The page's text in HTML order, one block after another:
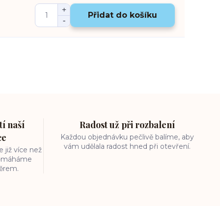
Přidat do košíku
naší
již více než
Radost už při rozbalení
Každou objednávku pečlivě balíme, aby
vám udělala radost hned při otevření.